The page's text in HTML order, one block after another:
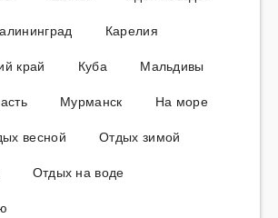
Карелия
край
Куба
Мальдивы
Мурманск
На море
весной
Отдых зимой
Отдых на воде